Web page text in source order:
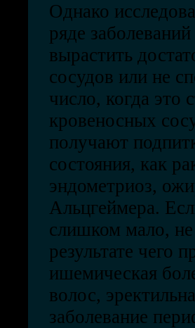
Однако
ряде
вырастить
сосудов или не
число, когда это
кровеносных
получают
состояния, как
эндометриоз,
Альцгеймера.
слишком мало,
результате чего
ишемическая
волос,
заболевание